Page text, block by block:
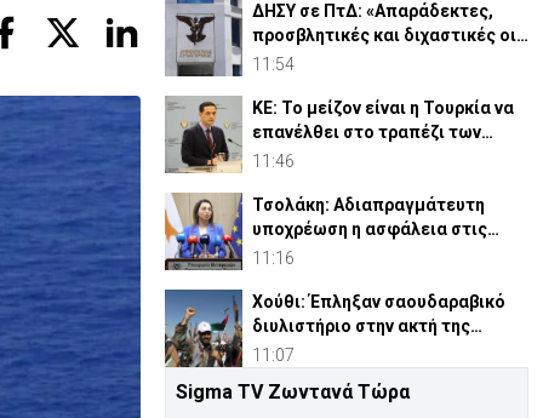
ΔΗΣΥ σε ΠτΔ: «Απαράδεκτες,
προσβλητικές και διχαστικές οι
αναφορές του»
11:54
ΚΕ: Το μείζον είναι η Τουρκία να
επανέλθει στο τραπέζι των
διαπραγματεύσεων
11:46
Τσολάκη: Αδιαπραγμάτευτη
υποχρέωση η ασφάλεια στις
μεταφορές
11:16
Χούθι: Έπληξαν σαουδαραβικό
διυλιστήριο στην ακτή της
Ερυθράς Θάλασσας
11:07
ΥΠΑΜ: Όλα τα μέρη να
Sigma TV Ζωντανά Τώρα